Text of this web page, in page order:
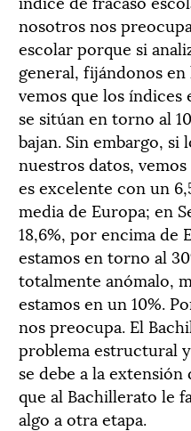
nosotros nos
escolar porque si
general, fijándonos en
vemos que los índices
se sitúan en torno al
bajan. Sin embargo, si
nuestros datos,
es excelente con un
media de Europa; en
18,6%, por encima de
estamos en torno al
totalmente anómalo,
estamos en un 10%.
nos preocupa. El
problema estructural
se debe a la
que al Bachillerato le
algo a otra etapa.